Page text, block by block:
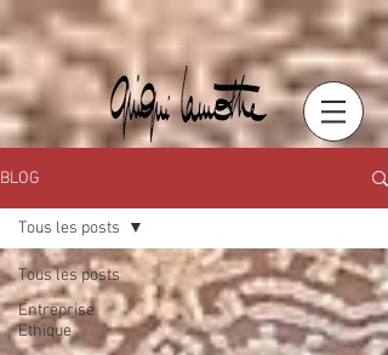
BLOG
Tous les posts
Entreprise
Ethique
Tous les posts